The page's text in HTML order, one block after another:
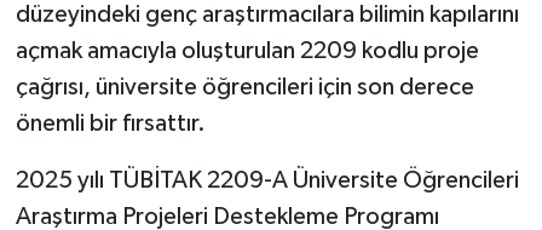
düzeyindeki genç araştırmacılara bilimin kapılarını
açmak amacıyla oluşturulan 2209 kodlu proje
çağrısı, üniversite öğrencileri için son derece
önemli bir fırsattır.
2025 yılı TÜBİTAK 2209-A Üniversite Öğrencileri
Araştırma Projeleri Destekleme Programı